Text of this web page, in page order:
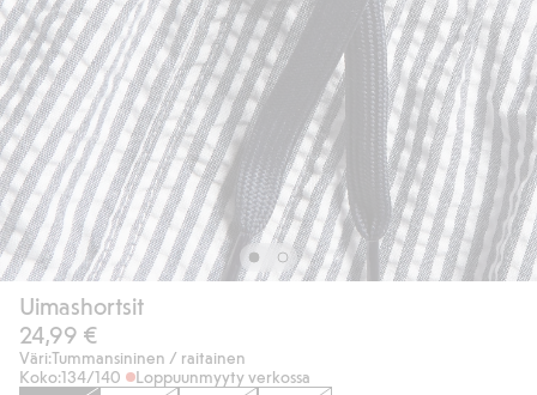
Uimashortsit
24,99 €
Väri:Tummansininen / raitainen
Koko:134/140 Loppuunmyyty verkossa